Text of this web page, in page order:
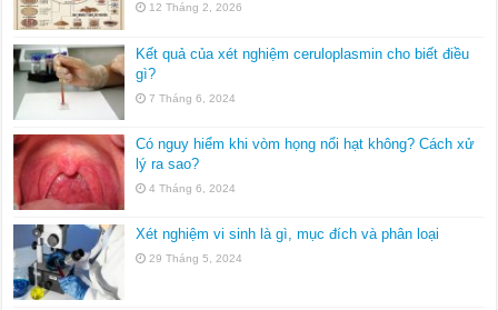
12 Tháng 2, 2026
Kết quả của xét nghiệm ceruloplasmin cho biết điều
gì?
7 Tháng 6, 2024
Có nguy hiểm khi vòm họng nổi hạt không? Cách xử
lý ra sao?
4 Tháng 6, 2024
Xét nghiệm vi sinh là gì, mục đích và phân loại
29 Tháng 5, 2024